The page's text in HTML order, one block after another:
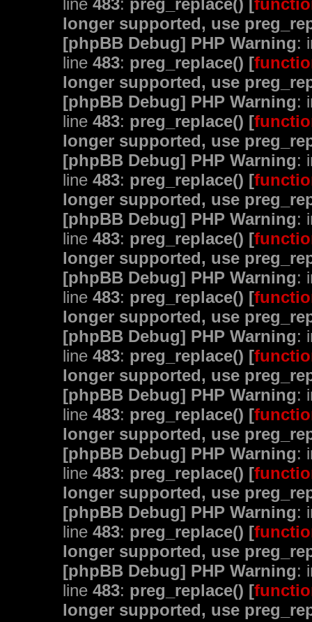
line 483: preg_replace() [
longer supported, use
[phpBB Debug] PHP Warning:
line 483: preg_replace() [
longer supported, use
[phpBB Debug] PHP Warning:
line 483: preg_replace() [
longer supported, use
[phpBB Debug] PHP Warning:
line 483: preg_replace() [
longer supported, use
[phpBB Debug] PHP Warning:
line 483: preg_replace() [
longer supported, use
[phpBB Debug] PHP Warning:
line 483: preg_replace() [
longer supported, use
[phpBB Debug] PHP Warning:
line 483: preg_replace() [
longer supported, use
[phpBB Debug] PHP Warning:
line 483: preg_replace() [
longer supported, use
[phpBB Debug] PHP Warning:
line 483: preg_replace() [
longer supported, use
[phpBB Debug] PHP Warning:
line 483: preg_replace() [
longer supported, use
[phpBB Debug] PHP Warning:
line 483: preg_replace() [
longer supported, use